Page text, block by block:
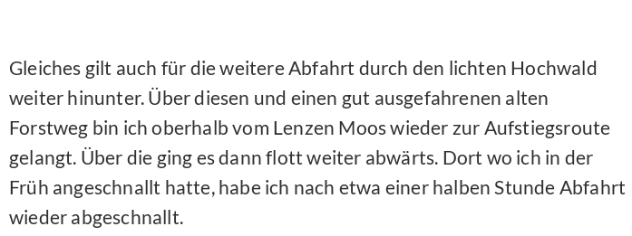
Gleiches gilt auch für die weitere Abfahrt durch den lichten Hochwald
weiter hinunter. Über diesen und einen gut ausgefahrenen alten
Forstweg bin ich oberhalb vom Lenzen Moos wieder zur Aufstiegsroute
gelangt. Über die ging es dann flott weiter abwärts. Dort wo ich in der
Früh angeschnallt hatte, habe ich nach etwa einer halben Stunde Abfahrt
wieder abgeschnallt.